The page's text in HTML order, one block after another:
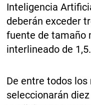
Inteligencia
deberán exceder
fuente de tamaño
interlineado de 1,5.
De entre todos
seleccionarán